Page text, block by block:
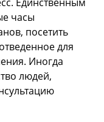
часы
посетить
для
Иногда
людей,